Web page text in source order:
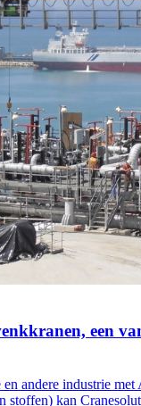
een
andere industrie
stoffen) kan